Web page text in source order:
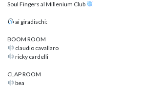
Soul Fingers al Millenium Club
ai giradischi:
BOOM ROOM
claudio cavallaro
ricky cardelli
CLAP ROOM
bea